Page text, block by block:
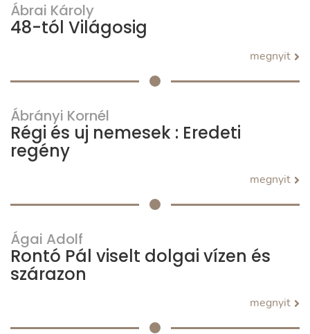
Ábrai Károly
48-tól Világosig
megnyit
Ábrányi Kornél
Régi és uj nemesek : Eredeti
regény
megnyit
Ágai Adolf
Rontó Pál viselt dolgai vízen és
szárazon
megnyit